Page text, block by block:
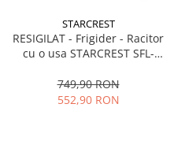
STARCREST
RESIGILAT - Frigider - Racitor
cu o usa STARCREST SFL-
92L, Iluminare interioara,H 83
cm, Alb
749,90 RON
552,90 RON